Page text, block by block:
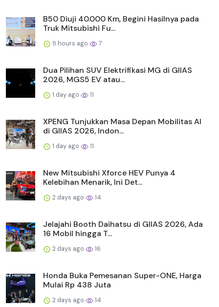
B50 Diuji 40.000 Km, Begini Hasilnya pada
Truk Mitsubishi Fu...
9 hours ago 7
Dua Pilihan SUV Elektrifikasi MG di GIIAS
2026, MGS5 EV atau...
1 day ago 11
XPENG Tunjukkan Masa Depan Mobilitas AI
di GIIAS 2026, Indon...
1 day ago 11
New Mitsubishi Xforce HEV Punya 4
Kelebihan Menarik, Ini Det...
2 days ago 14
Jelajahi Booth Daihatsu di GIIAS 2026, Ada
16 Mobil hingga T...
2 days ago 16
Honda Buka Pemesanan Super-ONE, Harga
Mulai Rp 438 Juta
2 days ago 14